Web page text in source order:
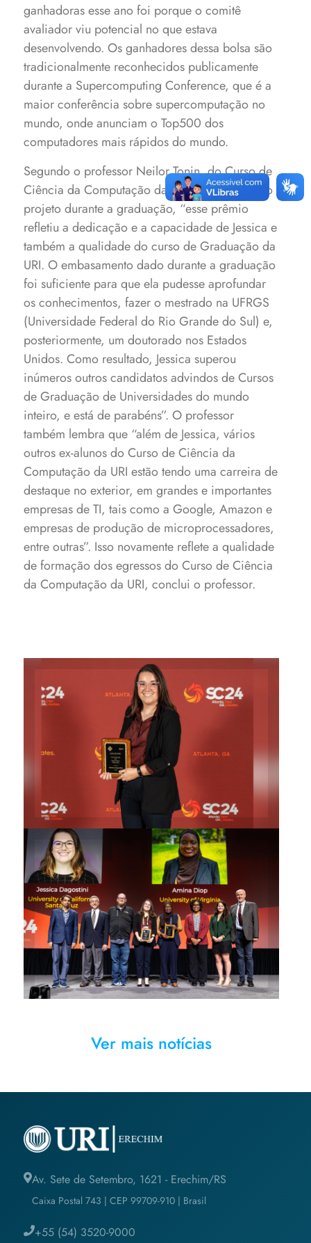
ganhadoras esse ano foi porque o comitê
avaliador viu potencial no que estava
desenvolvendo. Os ganhadores dessa bolsa são
tradicionalmente reconhecidos publicamente
durante a Supercomputing Conference, que é a
maior conferência sobre supercomputação no
mundo, onde anunciam o Top500 dos
computadores mais rápidos do mundo.
Segundo o professor Neilor Tonin, do Curso de
Ciência da Computação da URI e orientador do
projeto durante a graduação, “esse prêmio
refletiu a dedicação e a capacidade de Jessica e
também a qualidade do curso de Graduação da
URI. O embasamento dado durante a graduação
foi suficiente para que ela pudesse aprofundar
os conhecimentos, fazer o mestrado na UFRGS
(Universidade Federal do Rio Grande do Sul) e,
posteriormente, um doutorado nos Estados
Unidos. Como resultado, Jessica superou
inúmeros outros candidatos advindos de Cursos
de Graduação de Universidades do mundo
inteiro, e está de parabéns”. O professor
também lembra que “além de Jessica, vários
outros ex-alunos do Curso de Ciência da
Computação da URI estão tendo uma carreira de
destaque no exterior, em grandes e importantes
empresas de TI, tais como a Google, Amazon e
empresas de produção de microprocessadores,
entre outras”. Isso novamente reflete a qualidade
de formação dos egressos do Curso de Ciência
da Computação da URI, conclui o professor.
Jessica Dagostini teve trabalho
de pesquisa reconhecido nos
EUA
Solenidade da entrega das
bolsas de estudo
Ver mais notícias
Av. Sete de Setembro, 1621 - Erechim/RS
Caixa Postal 743 | CEP 99709-910 | Brasil
+55 (54) 3520-9000